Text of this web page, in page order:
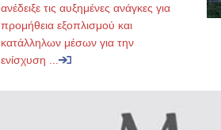
ανέδειξε τις αυξημένες ανάγκες για
προμήθεια εξοπλισμού και
κατάλληλων μέσων για την
ενίσχυση ...